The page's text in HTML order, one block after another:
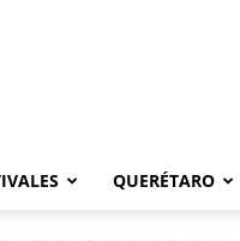
QUERÉTARO